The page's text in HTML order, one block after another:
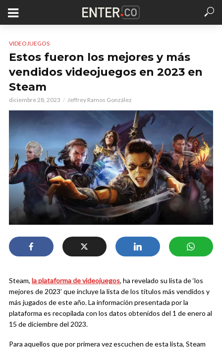
VIDEOJUEGOS
Estos fueron los mejores y más
vendidos videojuegos en 2023 en
Steam
diciembre 28, 2023 Jeffrey Ramos González
Steam, la plataforma de videojuegos, ha revelado su lista de ‘los
mejores de 2023’ que incluye la lista de los títulos más vendidos y
más jugados de este año. La información presentada por la
plataforma es recopilada con los datos obtenidos del 1 de enero al
15 de diciembre del 2023.
Para aquellos que por primera vez escuchen de esta lista, Steam